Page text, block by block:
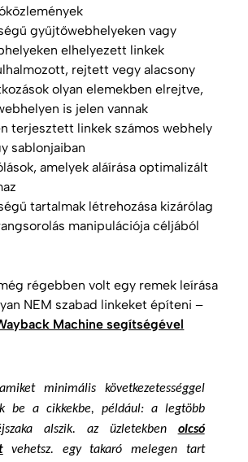
gyűjtőwebhelyeken vagy
elhelyezett linkek
rejtett vegy alacsony
olyan elemekben elrejtve,
is jelen vannak
terjesztett linkek számos webhely
sablonjaiban
amelyek aláírása optimalizált
tartalmak létrehozása kizárólag
manipulációja céljából
régebben volt egy remek leírása
NEM szabad linkeket építeni –
Machine segítségével
minimális következetességgel
be a cikkekbe, például: a legtöbb
alszik. az üzletekben olcsó
vehetsz. egy takaró melegen tart